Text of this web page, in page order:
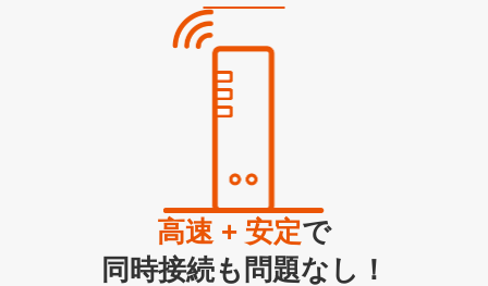
高速 + 安定で
同時接続も問題なし！